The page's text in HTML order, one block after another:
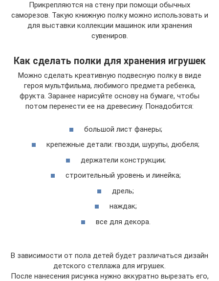
Прикрепляются на стену при помощи обычных
саморезов. Такую книжную полку можно использовать и
для выставки коллекции машинок или хранения
сувениров.
Как сделать полки для хранения игрушек
Можно сделать креативную подвесную полку в виде
героя мультфильма, любимого предмета ребенка,
фрукта. Заранее нарисуйте основу на бумаге, чтобы
потом перенести ее на древесину. Понадобится:
большой лист фанеры;
крепежные детали: гвозди, шурупы, дюбеля;
держатели конструкции;
строительный уровень и линейка;
дрель;
наждак;
все для декора.
В зависимости от пола детей будет различаться дизайн
детского стеллажа для игрушек.
После нанесения рисунка нужно аккуратно вырезать его,